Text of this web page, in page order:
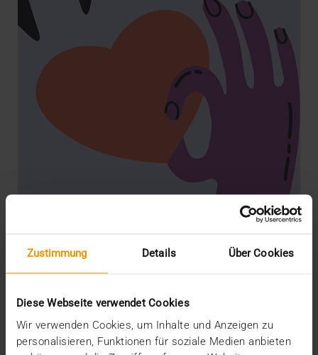
Zustimmung Details Über Cookies
Diese Webseite verwendet Cookies
Wir verwenden Cookies, um Inhalte und Anzeigen zu
personalisieren, Funktionen für soziale Medien anbieten
Die KI wird der Partner der
Beschäftigten im Gesundheitswesen
08.05.2024
Dass die KI in der Radiologie zunehmend Fuß fasst,
wird allgemein und völlig zu Recht als Erfolg und…